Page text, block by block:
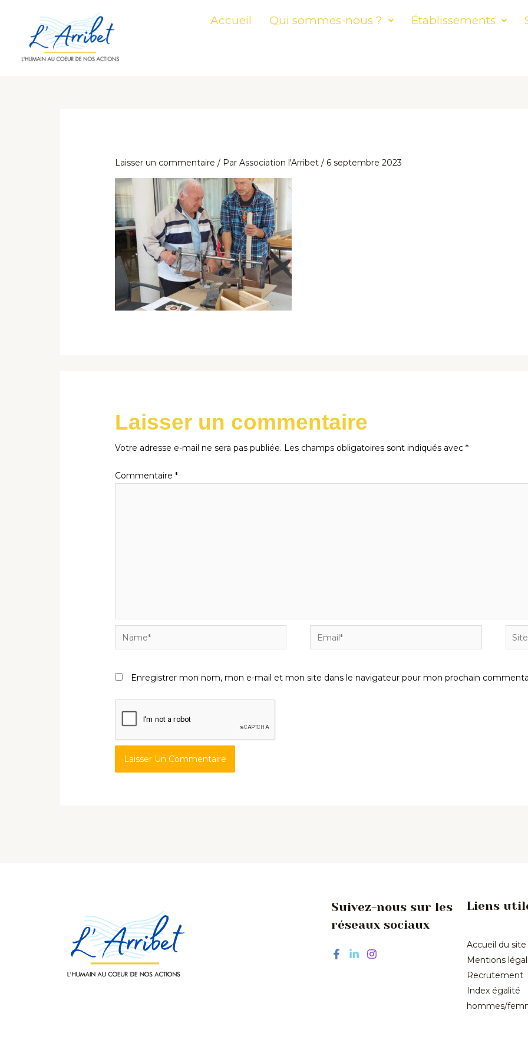
contenu
Accueil Qui sommes-nous ? Établissements
Laisser un commentaire / ParAssociation l'Arribet/ 6 septembre 2023
Laisser un commentaire
Votre adresse e-mail ne sera pas publiée. Les champs obligatoires sont indiqués avec*
Commentaire*
Name* Email*
Site
Enregistrer mon nom, mon e-mail et mon site dans le navigateur pour mon prochain
Suivez-nous sur les
réseaux sociaux
Liens
Accueil du site
Mentions
Recrutement
Index égalité
hommes/